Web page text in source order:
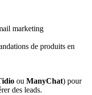
marketing
de produits en
ou ManyChat) pour
des leads.